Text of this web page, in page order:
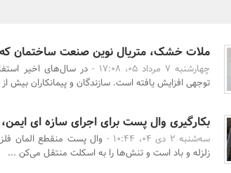
سازمان‌ها
روابط
عمومی‌ها
ملات خشک، متریال نوین صنعت ساختمان
چهارشنبه 7 مرداد 05، 17:08 -
در سال‌های اخیر
توجهی افزایش یافته است. سازندگان و پیمانکاران بیش
بکارگیری وال پست برای اجرای سازه ای
سه‌شنبه 2 دی 04، 10:44 -
وال پست منقطع المان فلزی
زلزله و باد است و تنش‌ها را به اسکلت منتقل می‌کن ...